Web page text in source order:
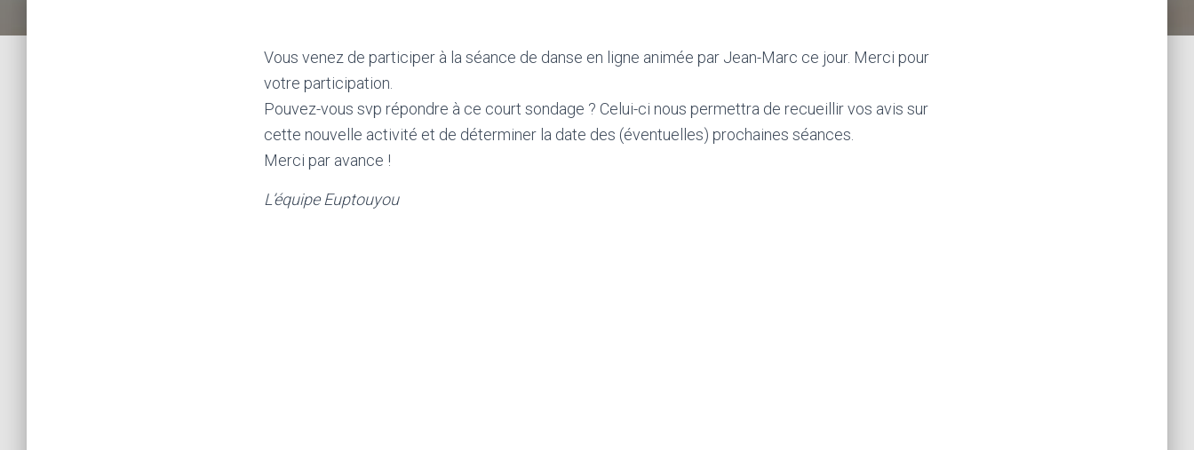
Vous venez de participer à la séance de danse en ligne animée par Jean-Marc ce jour. Merci pour
votre participation.
Pouvez-vous svp répondre à ce court sondage ? Celui-ci nous permettra de recueillir vos avis sur
cette nouvelle activité et de déterminer la date des (éventuelles) prochaines séances.
Merci par avance !
L’équipe Euptouyou